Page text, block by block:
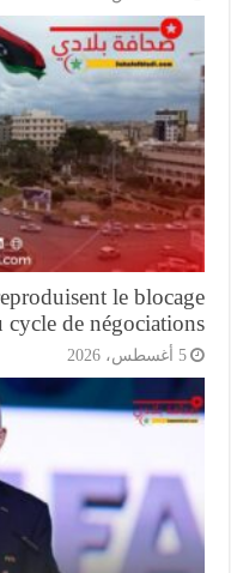
reproduisent le
cycle de